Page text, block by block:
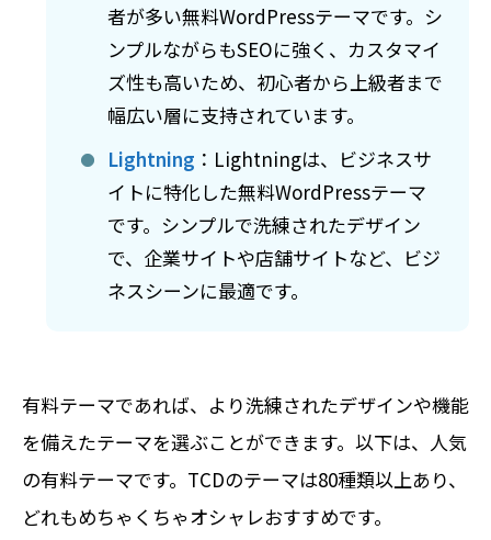
者が多い無料WordPressテーマです。シ
ンプルながらもSEOに強く、カスタマイ
ズ性も高いため、初心者から上級者まで
幅広い層に支持されています。
Lightning ：Lightningは、ビジネスサ
イトに特化した無料WordPressテーマ
です。シンプルで洗練されたデザイン
で、企業サイトや店舗サイトなど、ビジ
ネスシーンに最適です。
有料テーマであれば、より洗練されたデザインや機能
を備えたテーマを選ぶことができます。以下は、人気
の有料テーマです。TCDのテーマは80種類以上あり、
どれもめちゃくちゃオシャレおすすめです。